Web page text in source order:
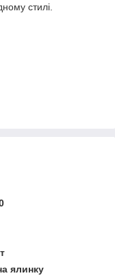
стилі.
ялинку